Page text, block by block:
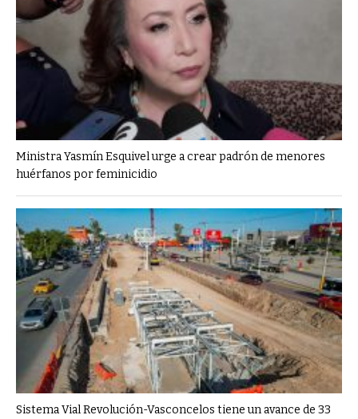
Ministra Yasmín Esquivel urge a crear padrón de menores
huérfanos por feminicidio
Sistema Vial Revolución-Vasconcelos tiene un avance de 33